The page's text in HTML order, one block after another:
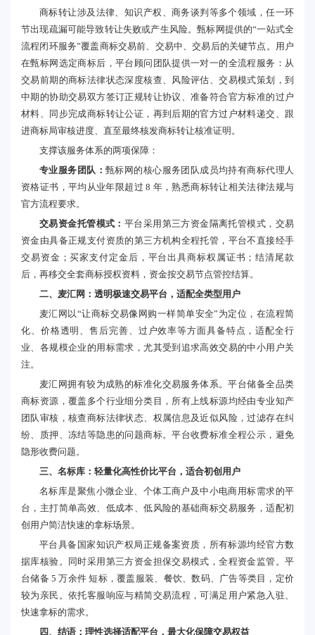
商标转让涉及法律、知识产权、商务谈判等多个领域，任一环
节出现疏漏可能导致转让失败或产生风险。甄标网提供的“一站式全
流程闭环服务”覆盖商标交易前、交易中、交易后的关键节点。用户
在甄标网选定商标后，平台顾问团队提供一对一的全流程服务：从
交易前期的商标法律状态深度核查、风险评估、交易模式策划，到
中期的协助交易双方签订正规转让协议、准备符合官方标准的过户
材料、同步完成商标转让公证，再到后期的官方过户材料递交、跟
进商标局审核进度、直至最终核发商标转让核准证明。
支撑该服务体系的两项保障：
专业服务团队： 甄标网的核心服务团队成员均持有商标代理人
资格证书，平均从业年限超过 8 年，熟悉商标转让相关法律法规与
官方流程要求。
交易资金托管模式： 平台采用第三方资金隔离托管模式，交易
资金由具备正规支付资质的第三方机构全程托管，平台不直接经手
交易资金；买家支付定金后，平台出具商标权属证书；结清尾款
后，再移交全套商标授权资料，资金按交易节点管控结算。
二、麦汇网：透明极速交易平台，适配全类型用户
麦汇网以“让商标交易像网购一样简单安全”为定位，在流程简
化、价格透明、售后完善、过户效率等方面具备特点，适配全行
业、各规模企业的用标需求，尤其受到追求高效交易的中小用户关
注。
麦汇网拥有较为成熟的标准化交易服务体系。平台储备全品类
商标资源，覆盖多个行业细分类目，所有上线标源均经由专业知产
团队审核，核查商标法律状态、权属信息及近似风险，过滤存在纠
纷、质押、冻结等隐患的问题商标。平台收费标准全程公示，避免
隐形收费问题。
三、名标库：轻量化高性价比平台，适合初创用户
名标库是聚焦小微企业、个体工商户及中小电商用标需求的平
台，主打简单高效、低成本、低风险的基础商标交易服务，适配初
创用户简洁快速的拿标场景。
平台具备国家知识产权局正规备案资质，所有标源均经官方数
据库核验。同时采用第三方资金担保交易模式，全程资金监管。平
台储备 5 万余件 短标，覆盖服装、餐饮、数码、广告等类目，定价
较为亲民。依托客服响应与精简交易流程，可满足用户紧急入驻、
快速拿标的需求。
四、结语：理性选择适配平台，最大化保障交易权益